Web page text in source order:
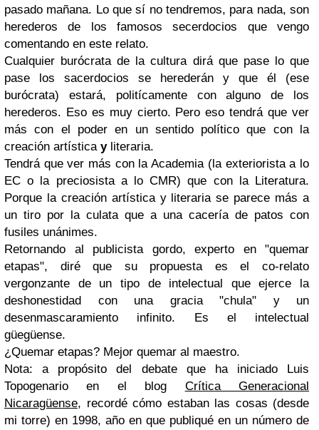
pasado mañana. Lo que sí no tendremos, para nada, son
herederos de los famosos secerdocios que vengo
comentando en este relato.
Cualquier burócrata de la cultura dirá que pase lo que
pase los sacerdocios se herederán y que él (ese
burócrata) estará, politícamente con alguno de los
herederos. Eso es muy cierto. Pero eso tendrá que ver
más con el poder en un sentido político que con la
creación artística y literaria.
Tendrá que ver más con la Academia (la exteriorista a lo
EC o la preciosista a lo CMR) que con la Literatura.
Porque la creación artística y literaria se parece más a
un tiro por la culata que a una cacería de patos con
fusiles unánimes.
Retornando al publicista gordo, experto en "quemar
etapas", diré que su propuesta es el co-relato
vergonzante de un tipo de intelectual que ejerce la
deshonestidad con una gracia "chula" y un
desenmascaramiento infinito. Es el intelectual
güegüense.
¿Quemar etapas? Mejor quemar al maestro.
Nota: a propósito del debate que ha iniciado Luis
Topogenario en el blog Crítica Generacional
Nicaragüense, recordé cómo estaban las cosas (desde
mi torre) en 1998, año en que publiqué en un número de